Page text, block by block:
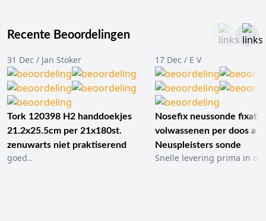
Recente Beoordelingen
31 Dec / Jan Stoker
Tork 120398 H2 handdoekjes
21.2x25.5cm per 21x180st.
zenuwarts niet praktiserend
goed..
17 Dec / E V
Nosefix neussonde
volwassenen per doos a
Neuspleisters sonde
Snelle levering prima in